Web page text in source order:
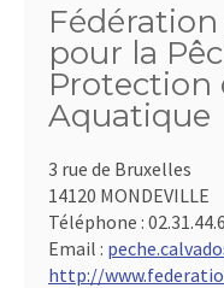
pour la
Protection
Aquatique
3 rue de Bruxelles
14120 MONDEVILLE
Téléphone :
Email :
http://